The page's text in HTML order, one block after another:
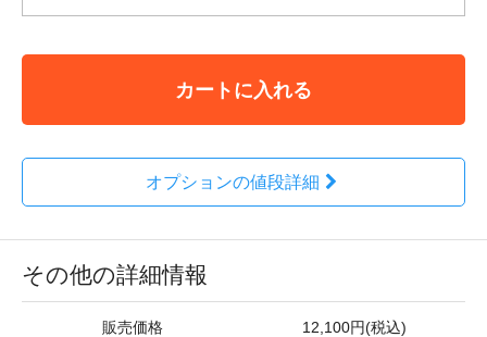
カートに入れる
オプションの値段詳細
その他の詳細情報
販売価格 12,100円(税込)